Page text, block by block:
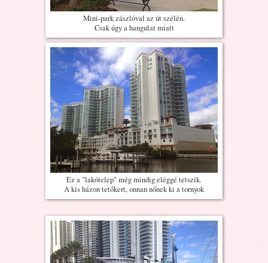
Mini-park zászlóval az út szélén.
Csak úgy a hangulat miatt
Ez a "lakótelep" még mindig eléggé tetszik.
A kis házon tetőkert, onnan nőnek ki a tornyok